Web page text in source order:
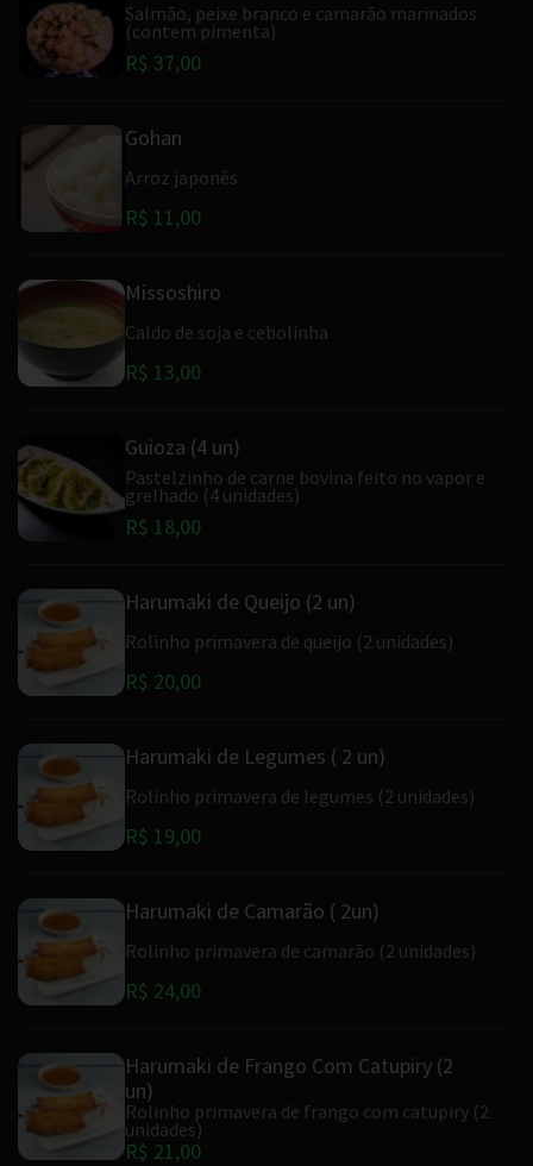
Salmão, peixe branco e camarão marinados
(contem pimenta)
R$ 37,00
Gohan
Arroz japonês
R$ 11,00
Missoshiro
Caldo de soja e cebolinha
R$ 13,00
Guioza (4 un)
Pastelzinho de carne bovina feito no vapor e
grelhado (4 unidades)
R$ 18,00
Harumaki de Queijo (2 un)
Rolinho primavera de queijo (2 unidades)
R$ 20,00
Harumaki de Legumes ( 2 un)
Rolinho primavera de legumes (2 unidades)
R$ 19,00
Harumaki de Camarão ( 2un)
Rolinho primavera de camarão (2 unidades)
R$ 24,00
Harumaki de Frango Com Catupiry (2
un)
Rolinho primavera de frango com catupiry (2
unidades)
R$ 21,00